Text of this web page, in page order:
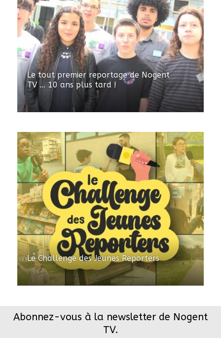
Le tout premier reportage de Nogent
TV … 10 ans plus tard !
Le Challenge des Jeunes Reporters
Abonnez-vous à la newsletter de Nogent
TV.